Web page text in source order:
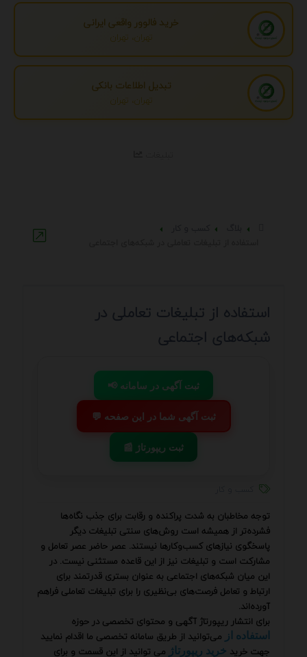
خرید فالوور واقعی ایرانی
تهران، تهران
تبدیل اطلاعات بانکی
تهران، تهران
استفاده از تبلیغات تعاملی در
شبکه‌های اجتماعی
📢 ثبت آگهی در سامانه
💬 ثبت آگهی شما در این صفحه
📰 ثبت ریپورتاژ
توجه مخاطبان به شدت پراکنده و رقابت برای جذب نگاه‌ها
فشرده‌تر از همیشه است روش‌های سنتی تبلیغات دیگر
پاسخگوی نیازهای کسب‌وکارها نیستند. عصر حاضر عصر تعامل و
مشارکت است و تبلیغات نیز از این قاعده مستثنی نیست. در
این میان شبکه‌های اجتماعی به عنوان بستری قدرتمند برای
ارتباط و تعامل فرصت‌های بی‌نظیری را برای تبلیغات تعاملی فراهم
آورده‌اند.
برای انتشار ریپورتاژ آگهی و محتوای تخصصی در حوزه
استفاده از می‌توانید از طریق سامانه تخصصی ما اقدام نمایید
جهت خرید خرید ریپورتاژ می توانید از این قسمت و برای